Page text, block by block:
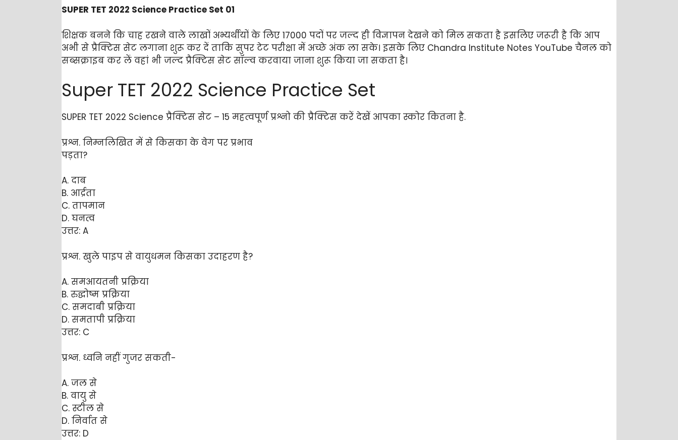
SUPER TET 2022 Science Practice Set 01
शिक्षक बनने कि चाह रखने वाले लाखों अभ्यर्थीयों के लिए 17000 पदों पर जल्द ही विज्ञापन देखने को मिल सकता है इसलिए जरूरी है कि आप
अभी से प्रैक्टिस सेट लगाना शुरू कर दें ताकि सुपर टेट परीक्षा में अच्छे अंक ला सके। इसके लिए Chandra Institute Notes YouTube चैनल को
सब्सक्राइब कर लें वहां भी जल्द प्रैक्टिस सेट सॉल्व करवाया जाना शुरू किया जा सकता है।
Super TET 2022 Science Practice Set
SUPER TET 2022 Science प्रैक्टिस सेट – 15 महत्वपूर्ण प्रश्नो की प्रैक्टिस करें देखें आपका स्कोर कितना है.
प्रश्न. निम्नलिखित में से किसका के वेग पर प्रभाव
पड़ता?
A. दाब
B. आर्द्रता
C. तापमान
D. घनत्व
उत्तर: A
प्रश्न. खुले पाइप से वायुधमन किसका उदाहरण है?
A. समआयतनी प्रक्रिया
B. रुद्घोष्म प्रक्रिया
C. समदाबी प्रक्रिया
D. समतापी प्रक्रिया
उत्तर: C
प्रश्न. ध्वनि नहीं गुजर सकती-
A. जल से
B. वायु से
C. स्टील से
D. निर्वात से
उत्तर: D